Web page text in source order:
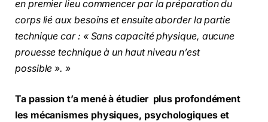
en premier lieu commencer par la préparation du
corps lié aux besoins et ensuite aborder la partie
technique car : « Sans capacité physique, aucune
prouesse technique à un haut niveau n’est
possible ». »
Ta passion t’a mené à étudier plus profondément
les mécanismes physiques, psychologiques et